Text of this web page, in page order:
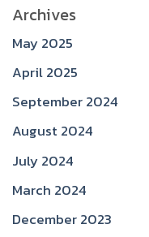
Archives
May 2025
April 2025
September 2024
August 2024
July 2024
March 2024
December 2023